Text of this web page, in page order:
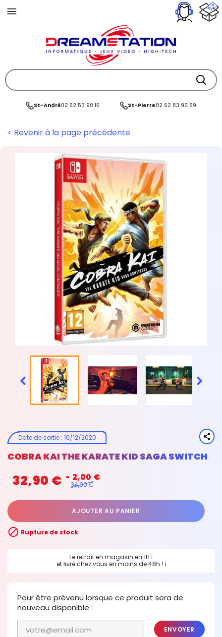
St-André02 62 53 90 16 St-Pierre02 62 83 95 69
< Revenir à la page précédente
 
Date de sortie: 10/12/2020
COBRA KAI THE KARATE KID SAGA SWITCH
32,90 € - 2,00 €
34,90 €
AJOUTER AU PANIER
 Rupture de stock
Le retrait en magasin en 1h ℹ
et livré chez vous en moins de 48h ! ℹ
Pour être prévenu lorsque ce produit sera de
nouveau disponible :
ENVOYER